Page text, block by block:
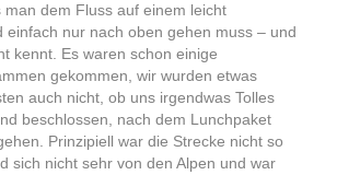
man dem Fluss auf einem leicht
einfach nur nach oben gehen muss – und
kennt. Es waren schon einige
gekommen, wir wurden etwas
auch nicht, ob uns irgendwas Tolles
beschlossen, nach dem Lunchpaket
Prinzipiell war die Strecke nicht so
sich nicht sehr von den Alpen und war